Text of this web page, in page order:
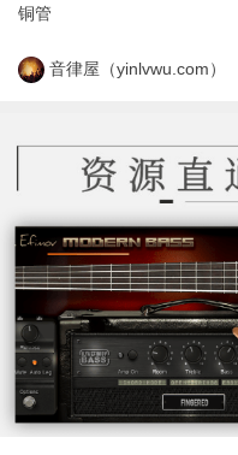
铜管
音律屋（yinlvwu.com）